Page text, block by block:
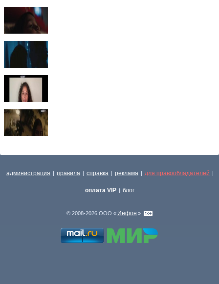
администрация | правила | справка | реклама | для правообладателей |
оплата VIP | блог
© 2008-2026 ООО « Инфон »